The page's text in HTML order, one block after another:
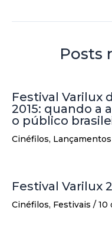
Posts
Festival Varilux
2015: quando a
o público
Cinéfilos, Lançamentos
Festival Varilux
Cinéfilos, Festivais / 10